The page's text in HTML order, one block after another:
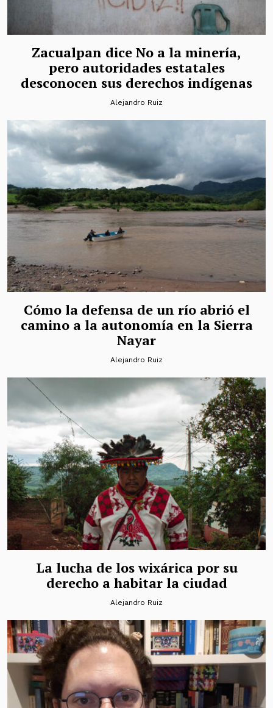
Zacualpan dice No a la minería,
pero autoridades estatales
desconocen sus derechos indígenas
Alejandro Ruiz
Cómo la defensa de un río abrió el
camino a la autonomía en la Sierra
Nayar
Alejandro Ruiz
La lucha de los wixárica por su
derecho a habitar la ciudad
Alejandro Ruiz